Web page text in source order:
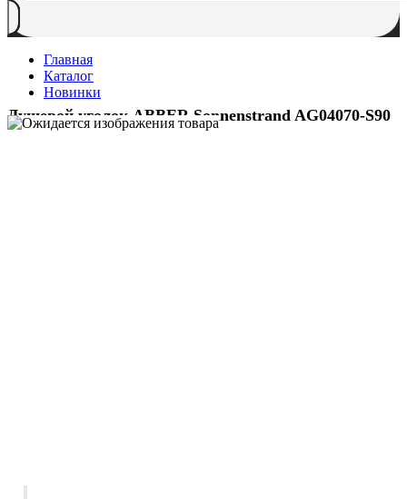
Главная
Каталог
Новинки
Душевой уголок ABBER Sonnenstrand AG04070-S90